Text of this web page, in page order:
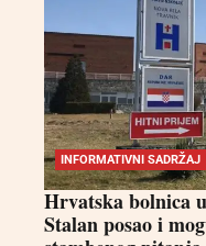
INFORMATIVNI SADRŽAJ
Hrvatska bolnica
Stalan posao i